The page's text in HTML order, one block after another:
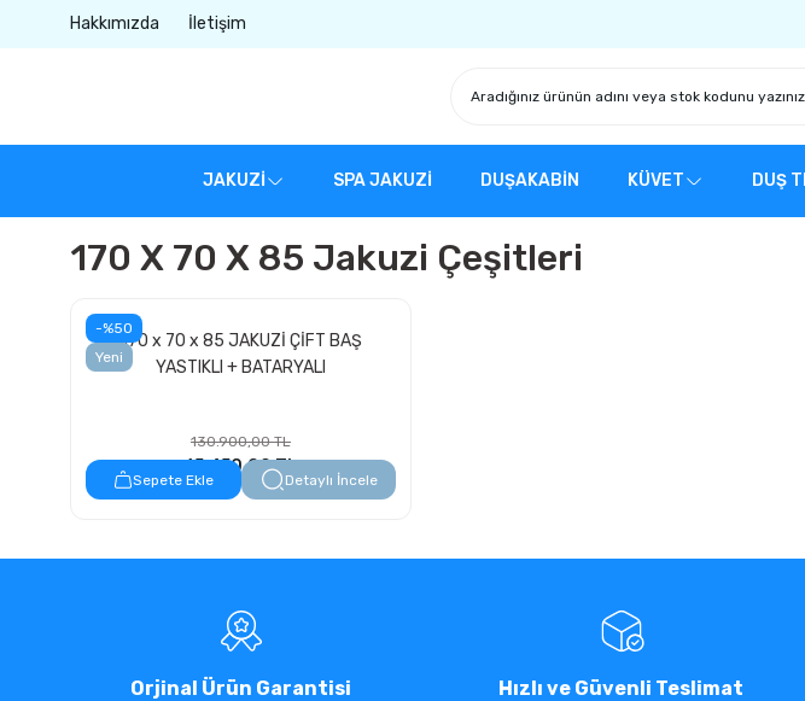
Hakkımızda İletişim
JAKUZİ SPA JAKUZİ DUŞAKABİN KÜVET DUŞ
170 X 70 X 85 Jakuzi Çeşitleri
-%50
Yeni
170 x 70 x 85 JAKUZİ ÇİFT BAŞ
YASTIKLI + BATARYALI
130.900,00 TL
65.450,00 TL
Sepete Ekle Detaylı İncele
Orjinal Ürün Garantisi Hızlı ve Güvenli Teslimat